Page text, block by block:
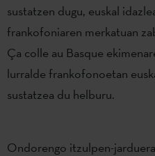
sustatzen dugu, euskal
frankofoniaren merkatuan
Ça colle au Basque
lurralde frankofonoetan
sustatzea du helburu.
Ondorengo itzulpen-